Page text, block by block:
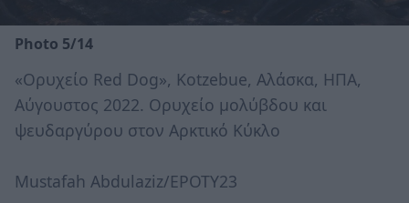
Photo 5/14
«Ορυχείο Red Dog», Kotzebue, Αλάσκα, ΗΠΑ,
Αύγουστος 2022. Ορυχείο μολύβδου και
ψευδαργύρου στον Αρκτικό Κύκλο
Mustafah Abdulaziz/EPOTY23